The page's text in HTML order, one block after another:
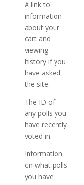
A link to
information
about your
cart and
viewing
history if you
have asked
the site.
The ID of
any polls you
have recently
voted in.
Information
on what polls
you have